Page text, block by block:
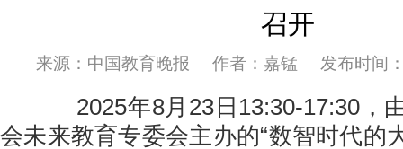
召开
来源： 中国教育晚报 作者：嘉锰 发布时间
2025年8月23日13:30-17:30，
会未来教育专委会主办的“数智时代的